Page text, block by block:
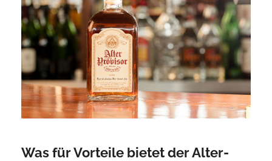
Was für Vorteile bietet der Alter-